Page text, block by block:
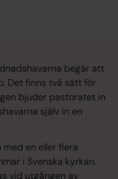
begär att
Det finns två sätt för
bjuder pastoratet in
själv in en
en eller flera
i Svenska kyrkan.
vid utgången av